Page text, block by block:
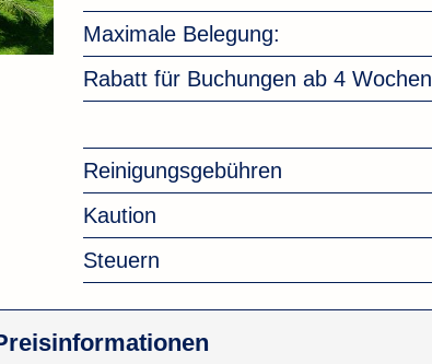
Maximale Belegung:
Rabatt für Buchungen ab 4 Wochen
Reinigungsgebühren
Kaution
Steuern